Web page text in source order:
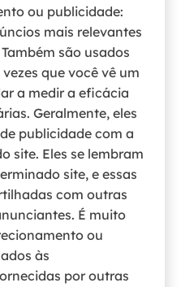
ou publicidade:
mais relevantes
são usados
que você vê um
a medir a eficácia
Geralmente, eles
publicidade com a
site. Eles se lembram
site, e essas
com outras
É muito
ou
às
por outras